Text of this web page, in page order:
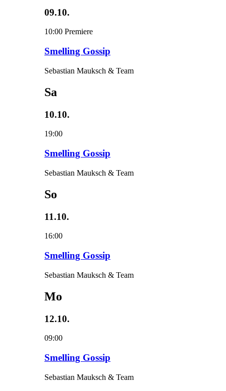
09.10.
10:00 Premiere
Smelling Gossip
Sebastian Mauksch & Team
Sa
10.10.
19:00
Smelling Gossip
Sebastian Mauksch & Team
So
11.10.
16:00
Smelling Gossip
Sebastian Mauksch & Team
Mo
12.10.
09:00
Smelling Gossip
Sebastian Mauksch & Team